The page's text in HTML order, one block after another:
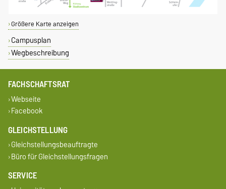
Größere Karte anzeigen
Campusplan
Wegbeschreibung
FACHSCHAFTSRAT
Webseite
Facebook
GLEICHSTELLUNG
Gleichstellungsbeauftragte
Büro für Gleichstellungsfragen
SERVICE